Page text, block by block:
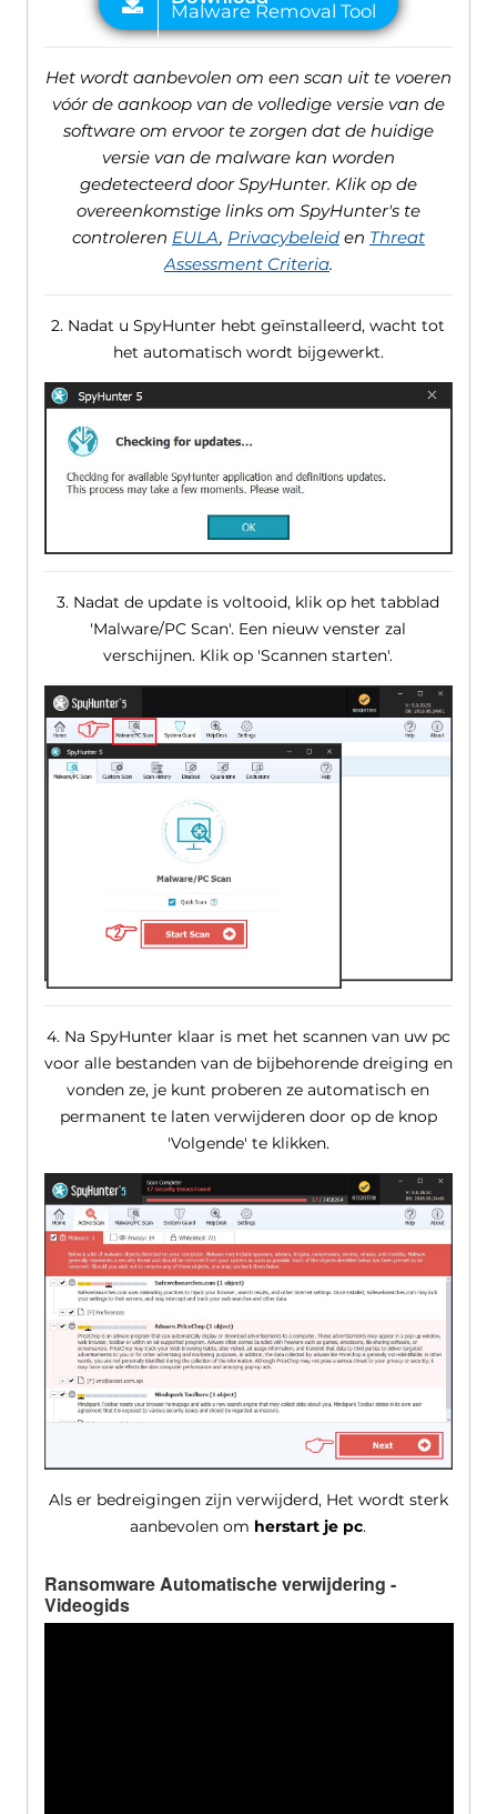
Het wordt aanbevolen om een ​​scan uit te voeren
vóór de aankoop van de volledige versie van de
software om ervoor te zorgen dat de huidige
versie van de malware kan worden
gedetecteerd door SpyHunter. Klik op de
overeenkomstige links om SpyHunter's te
controleren EULA, Privacybeleiden Threat
Assessment Criteria.
2. Nadat u SpyHunter hebt geïnstalleerd, wacht tot
het automatisch wordt bijgewerkt.
3. Nadat de update is voltooid, klik op het tabblad
'Malware/PC Scan'. Een nieuw venster zal
verschijnen. Klik op 'Scannen starten'.
4. Na SpyHunter klaar is met het scannen van uw pc
voor alle bestanden van de bijbehorende dreiging en
vonden ze, je kunt proberen ze automatisch en
permanent te laten verwijderen door op de knop
'Volgende' te klikken.
Als er bedreigingen zijn verwijderd, Het wordt sterk
aanbevolen om herstart je pc.
Ransomware Automatische verwijdering -
Videogids